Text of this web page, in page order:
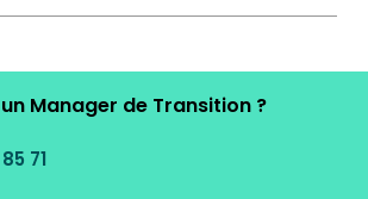
Manager de Transition ?
71